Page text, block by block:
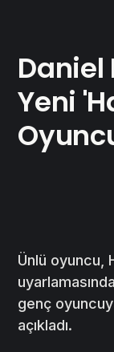
Daniel
Yeni
Ünlü oyuncu,
genç
açıkladı.